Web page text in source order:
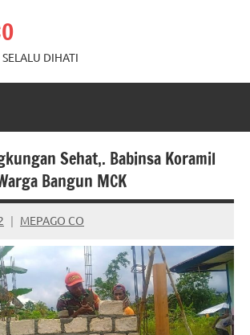
DIHATI
Sehat,. Babinsa Koramil
Bangun MCK
MEPAGO CO